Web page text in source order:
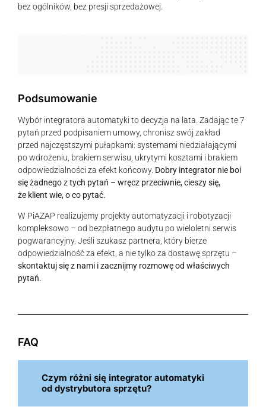
bez ogólników, bez presji sprzedażowej.
Podsumowanie
Wybór integratora automatyki to decyzja na lata. Zadając te 7
pytań przed podpisaniem umowy, chronisz swój zakład
przed najczęstszymi pułapkami: systemami niedziałającymi
po wdrożeniu, brakiem serwisu, ukrytymi kosztami i brakiem
odpowiedzialności za efekt końcowy. Dobry integrator nie boi
się żadnego z tych pytań – wręcz przeciwnie, cieszy się,
że klient wie, o co pytać.
W PiAZAP realizujemy projekty automatyzacji i robotyzacji
kompleksowo – od bezpłatnego audytu po wieloletni serwis
pogwarancyjny. Jeśli szukasz partnera, który bierze
odpowiedzialność za efekt, a nie tylko za dostawę sprzętu –
skontaktuj się z nami i zacznijmy rozmowę od właściwych
pytań.
FAQ
Czym różni się integrator automatyki
od dystrybutora sprzętu?